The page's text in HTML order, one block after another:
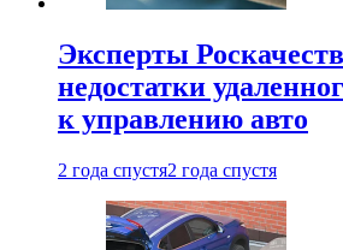
Эксперты
недостатки
к управлению авто
2 года спустя2 года спустя